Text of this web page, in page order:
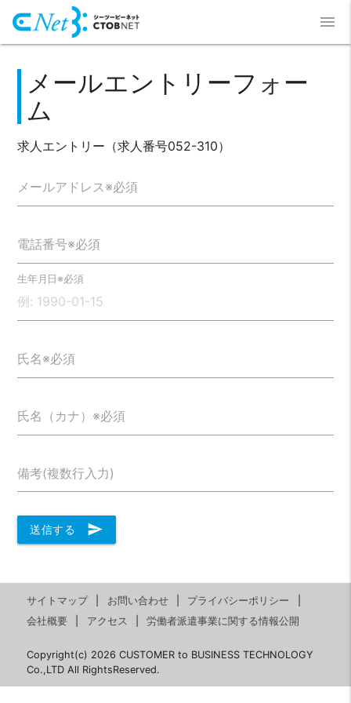
menu
メールエントリーフォー
ム
求人エントリー（求人番号052-310）
メールアドレス※必須
電話番号※必須
生年月日※必須
氏名※必須
氏名（カナ）※必須
備考(複数行入力)
送信する send
サイトマップ お問い合わせ
プライバシーポリシー
会社概要
アクセス 労働者派遣事業に関する情報公開
Copyright(c) 2026 CUSTOMER to BUSINESS TECHNOLOGY
Co.,LTD All RightsReserved.